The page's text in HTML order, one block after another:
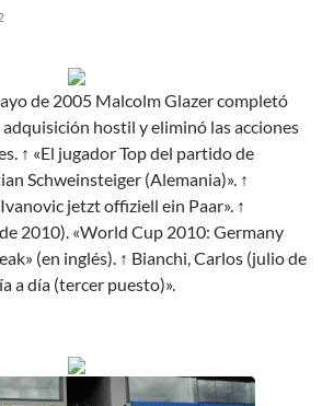
de 2005 Malcolm Glazer completó
hostil y eliminó las acciones
↑ «El jugador Top del partido de
Schweinsteiger (Alemania)». ↑
jetzt offiziell ein Paar». ↑
2010). «World Cup 2010: Germany
(en inglés). ↑ Bianchi, Carlos (julio de
a día (tercer puesto)».